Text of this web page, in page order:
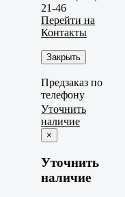
21-46
Перейти на
Контакты
Закрыть
Предзаказ по
телефону
Уточнить
наличие
×
Уточнить
наличие